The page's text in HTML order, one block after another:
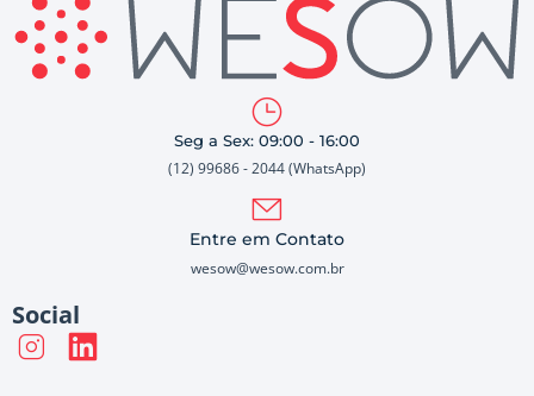
Seg a Sex: 09:00 - 16:00
(12) 99686 - 2044 (WhatsApp)
Entre em Contato
wesow@wesow.com.br
Social